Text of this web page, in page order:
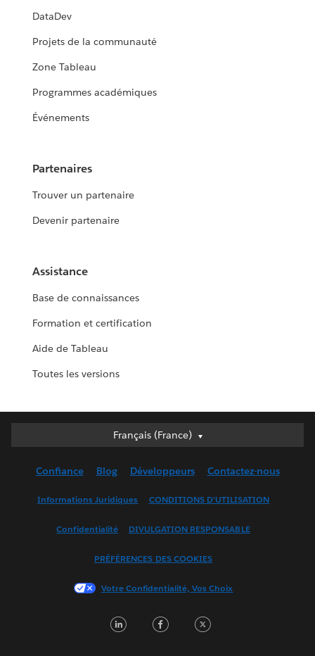
DataDev
Projets de la communauté
Zone Tableau
Programmes académiques
Événements
Partenaires
Trouver un partenaire
Devenir partenaire
Assistance
Base de connaissances
Formation et certification
Aide de Tableau
Toutes les versions
Français (France)
Français (France)
English (UK)
Français (Canada)
한국어
Português
Confiance Blog Développeurs Contactez-nous
Informations Juridiques CONDITIONS D'UTILISATION
Confidentialité DIVULGATION RESPONSABLE
PRÉFÉRENCES DES COOKIES
Votre Confidentialité, Vos Choix
LinkedInFacebook